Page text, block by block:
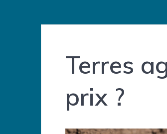
Terres
prix ?